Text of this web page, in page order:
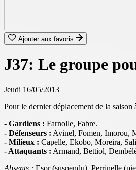
Ajouter aux favoris
J37: Le groupe
Jeudi 16/05/2013
Pour le dernier déplacement de la
- Gardiens : Farnolle, Fabre.
- Défenseurs : Avinel, Fomen, Imorou,
- Milieux : Capelle, Ekobo, Moreira,
- Attaquants : Armand, Bettiol,
Absents : Esor (suspendu), Perrinelle